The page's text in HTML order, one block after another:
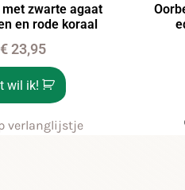
zwarte agaat
en rode koraal
€23,95
wil ik!
verlanglijstje